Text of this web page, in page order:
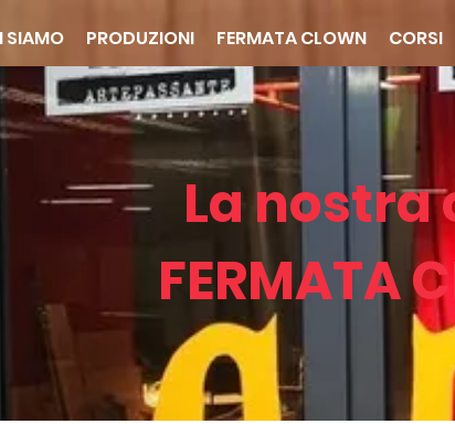
SIAMO PRODUZIONI FERMATA CLOWN CORSI
La nostra
FERMATA